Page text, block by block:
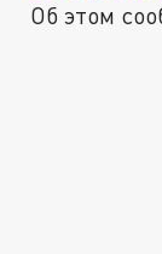
Об этом